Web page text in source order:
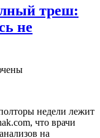
треш:
не
недели лежит
что врачи
на